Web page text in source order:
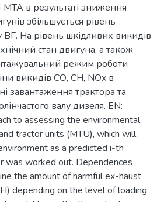
МТА в результаті зниження
збільшується рівень
ВГ. На рівень шкідливих викидів
стан двигуна, а також
режим роботи
викидів СО, СН, NOx в
завантаження трактора та
валу дизеля. EN:
to assessing the environmental
tractor units (MTU), which will
as a predicted i-th
was worked out. Dependences
the amount of harmful ex-haust
depending on the level of loading